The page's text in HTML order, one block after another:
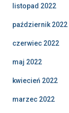
listopad 2022
październik 2022
czerwiec 2022
maj 2022
kwiecień 2022
marzec 2022